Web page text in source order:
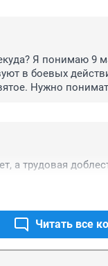
Я понимаю 9
в боевых
Нужно
а трудовая
Читать все